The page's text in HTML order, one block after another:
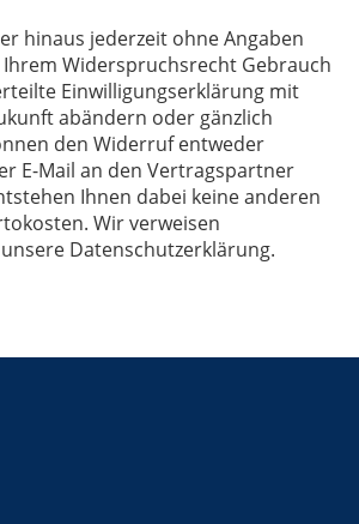
hinaus jederzeit ohne Angaben
Widerspruchsrecht Gebrauch
Einwilligungserklärung mit
abändern oder gänzlich
den Widerruf entweder
E-Mail an den Vertragspartner
Ihnen dabei keine anderen
Wir verweisen
Datenschutzerklärung.